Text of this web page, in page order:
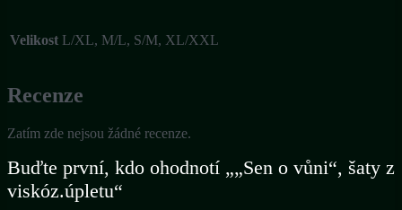
Velikost L/XL, M/L, S/M, XL/XXL
Recenze
Zatím zde nejsou žádné recenze.
Buďte první, kdo ohodnotí „„Sen o vůni“, šaty z
viskóz.úpletu“